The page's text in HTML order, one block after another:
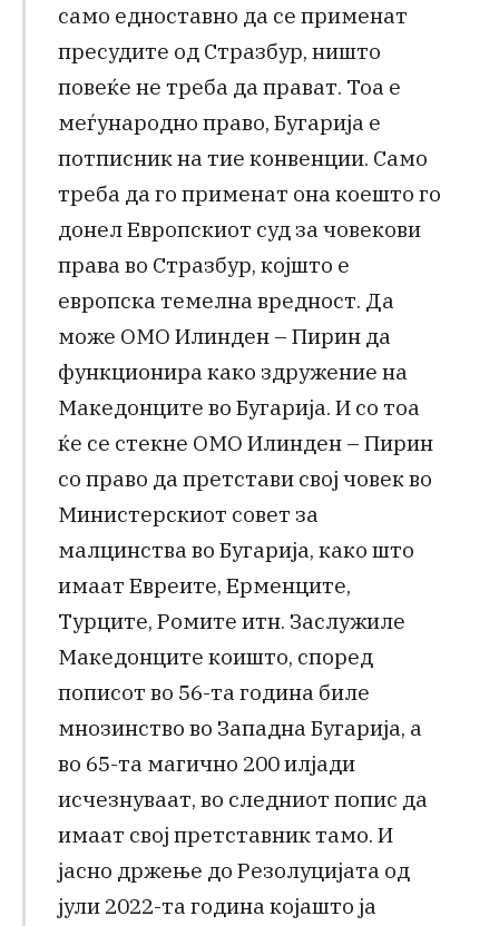
само едноставно да се применат
пресудите од Стразбур, ништо
повеќе не треба да прават. Тоа е
меѓународно право, Бугарија е
потписник на тие конвенции. Само
треба да го применат она коешто го
донел Европскиот суд за човекови
права во Стразбур, којшто е
европска темелна вредност. Да
може ОМО Илинден – Пирин да
функционира како здружение на
Македонците во Бугарија. И со тоа
ќе се стекне ОМО Илинден – Пирин
со право да претстави свој човек во
Министерскиот совет за
малцинства во Бугарија, како што
имаат Евреите, Ерменците,
Турците, Ромите итн. Заслужиле
Македонците коишто, според
пописот во 56-та година биле
мнозинство во Западна Бугарија, а
во 65-та магично 200 илјади
исчезнуваат, во следниот попис да
имаат свој претставник тамо. И
јасно држење до Резолуцијата од
јули 2022-та година којашто ја